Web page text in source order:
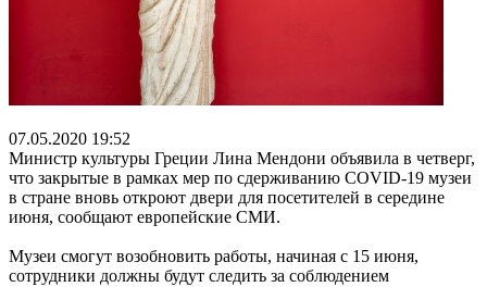
07.05.2020 19:52
Министр культуры Греции Лина Мендони объявила в четверг,
что закрытые в рамках мер по сдерживанию COVID-19 музеи
в стране вновь откроют двери для посетителей в середине
июня, сообщают европейские СМИ.
Музеи смогут возобновить работы, начиная с 15 июня,
сотрудники должны будут следить за соблюдением